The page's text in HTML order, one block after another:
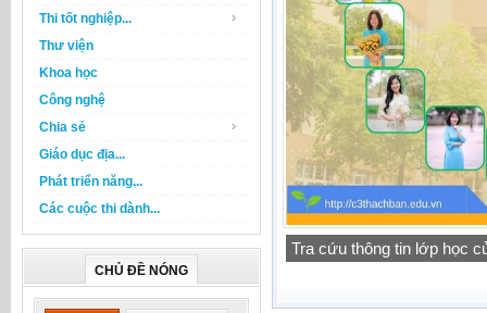
Thi tốt nghiệp...
Thư viện
Khoa học
Công nghệ
Chia sẻ
Giáo dục địa...
Phát triển năng...
Các cuộc thi dành...
CHỦ ĐỀ NÓNG
Thông báo lịch tập trung